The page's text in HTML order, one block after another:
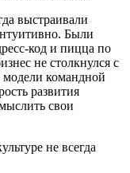
выстраивали
Были
код и пицца по
не столкнулся с
командной
развития
свои
не всегда